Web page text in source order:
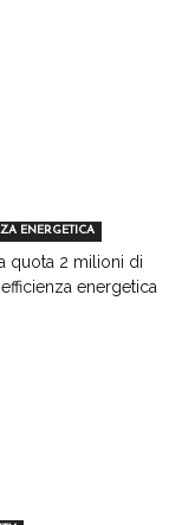
ENERGETICA
quota 2 milioni di
energetica